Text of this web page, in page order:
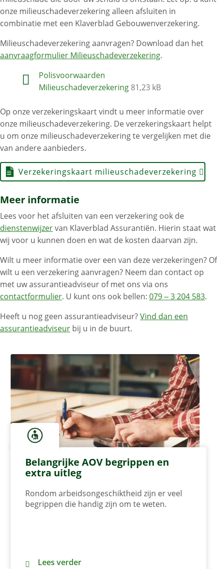
onze milieuschadeverzekering alleen afsluiten in
combinatie met een Klaverblad Gebouwenverzekering.
Milieuschadeverzekering aanvragen? Download dan het
aanvraagformulier Milieuschadeverzekering.
Polisvoorwaarden
Milieuschadeverzekering 81,23 kB
Op onze verzekeringskaart vindt u meer informatie over
onze milieuschadeverzekering. De verzekeringskaart helpt
u om onze milieuschadeverzekering te vergelijken met die
van andere aanbieders.
Verzekeringskaart milieuschadeverzekering
Meer informatie
Lees voor het afsluiten van een verzekering ook de
dienstenwijzervan Klaverblad Assurantiën. Hierin staat wat
wij voor u kunnen doen en wat de kosten daarvan zijn.
Wilt u meer informatie over een van deze verzekeringen? Of
wilt u een verzekering aanvragen? Neem dan contact op
met uw assurantieadviseur of met ons via ons
contactformulier. U kunt ons ook bellen: 079 – 3 204 583.
Heeft u nog geen assurantieadviseur?Vind dan een
assurantieadviseur bij u in de buurt.
Belangrijke AOV begrippen en
extra uitleg
Rondom arbeidsongeschiktheid zijn er veel
begrippen die handig zijn om te weten.
Belangrijke AOV begrippen en extra uitleg
Lees verder